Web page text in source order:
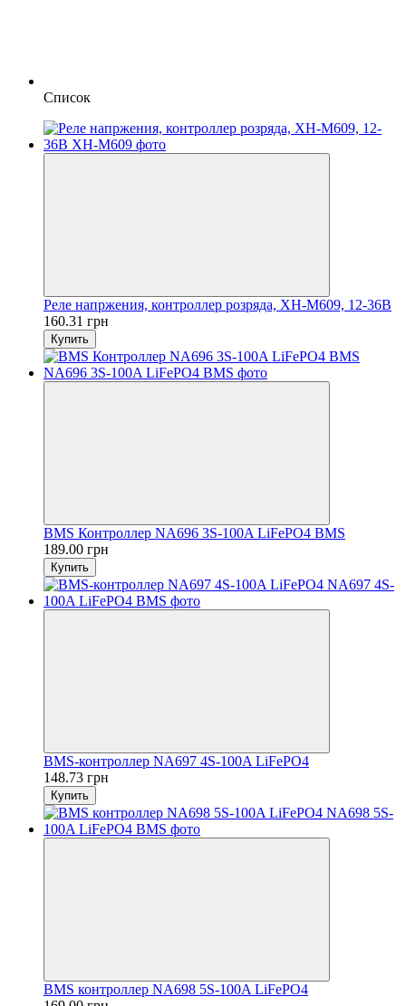
Список
Реле напржения, контроллер розряда, XH-M609, 12-36В
160.31 грн
Купить
BMS Контроллер NA696 3S-100A LiFePO4 BMS
189.00 грн
Купить
BMS-контроллер NA697 4S-100A LiFePO4
148.73 грн
Купить
BMS контроллер NA698 5S-100A LiFePO4